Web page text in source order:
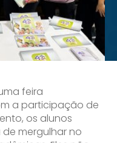
feira
a participação de
os alunos
mergulhar no